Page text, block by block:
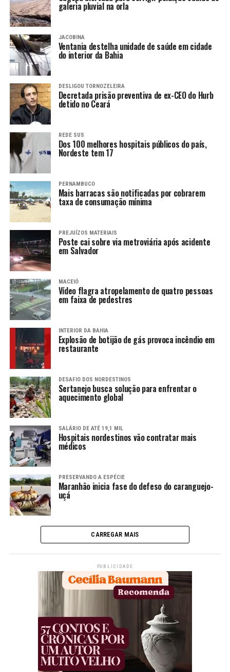
galeria pluvial na orla
JACOBINA
Ventania destelha unidade de saúde em cidade
do interior da Bahia
DESLIGOU TORNOZELEIRA
Decretada prisão preventiva de ex-CEO do Hurb
detido no Ceará
REDE SUS
Dos 100 melhores hospitais públicos do país,
Nordeste tem 17
PERNAMBUCO
Mais barracas são notificadas por cobrarem
taxa de consumação mínima
PREJUÍZOS MATERIAIS
Poste cai sobre via metroviária após acidente
em Salvador
MACEIÓ
Vídeo flagra atropelamento de quatro pessoas
em faixa de pedestres
INTERIOR DA BAHIA
Explosão de botijão de gás provoca incêndio em
restaurante
DESAFIO DOS NORDESTINOS
Sertanejo busca solução para enfrentar o
aquecimento global
SALÁRIO DE ATÉ 19,1 MIL
Hospitais nordestinos vão contratar mais
médicos
PRESERVANDO A ESPÉCIE
Maranhão inicia fase do defeso do caranguejo-
uçá
CARREGAR MAIS
PUBLICIDADE